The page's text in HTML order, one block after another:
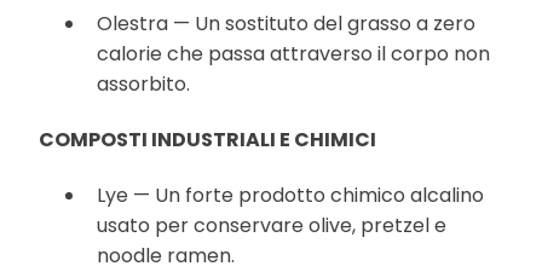
Olestra — Un sostituto del grasso a zero
calorie che passa attraverso il corpo non
assorbito.
COMPOSTI INDUSTRIALI E CHIMICI
Lye — Un forte prodotto chimico alcalino
usato per conservare olive, pretzel e
noodle ramen.